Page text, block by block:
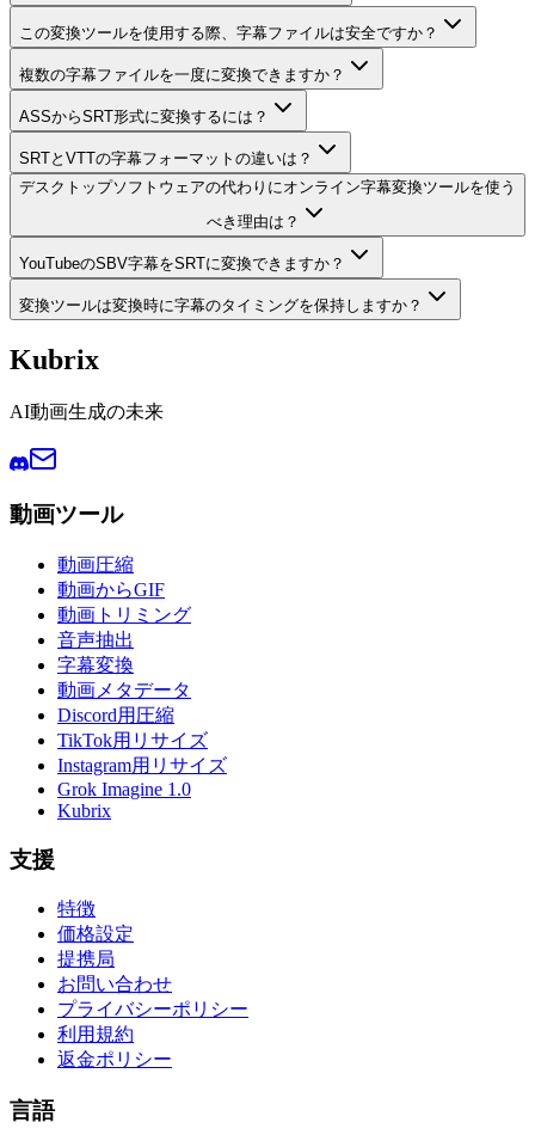
この変換ツールを使用する際、字幕ファイルは安全ですか？
複数の字幕ファイルを一度に変換できますか？
ASSからSRT形式に変換するには？
SRTとVTTの字幕フォーマットの違いは？
デスクトップソフトウェアの代わりにオンライン字幕変換ツールを使う
べき理由は？
YouTubeのSBV字幕をSRTに変換できますか？
変換ツールは変換時に字幕のタイミングを保持しますか？
Kubrix
AI動画生成の未来
動画ツール
動画圧縮
動画からGIF
動画トリミング
音声抽出
字幕変換
動画メタデータ
Discord用圧縮
TikTok用リサイズ
Instagram用リサイズ
Grok Imagine 1.0
Kubrix
支援
特徴
価格設定
提携局
お問い合わせ
プライバシーポリシー
利用規約
返金ポリシー
言語